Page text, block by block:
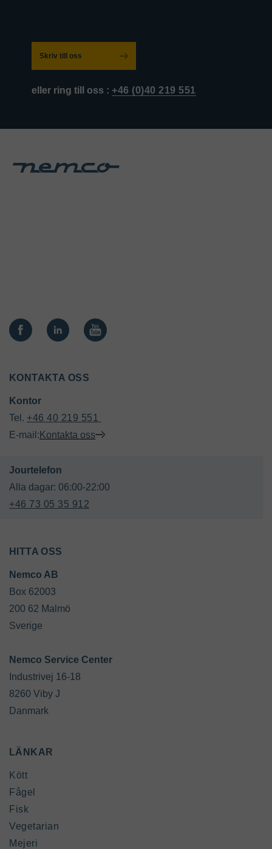
Skriv till oss
eller ring till oss :+46 (0)40 219 551
KONTAKTA OSS
Kontor
Tel. +46 40 219 551
E-mail: Kontakta oss
+46 73 05 35 912
HITTA OSS
Nemco AB
Box 62003
200 62 Malmö
Sverige
Industrivej 16-18
8260 Viby J
Danmark
LÄNKAR
Kött
Fågel
Fisk
Vegetarian
Mejeri